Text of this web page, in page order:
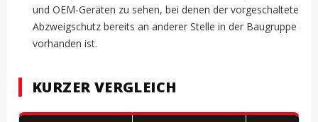
und OEM-Geräten zu sehen, bei denen der vorgeschaltete
Abzweigschutz bereits an anderer Stelle in der Baugruppe
vorhanden ist.
KURZER VERGLEICH